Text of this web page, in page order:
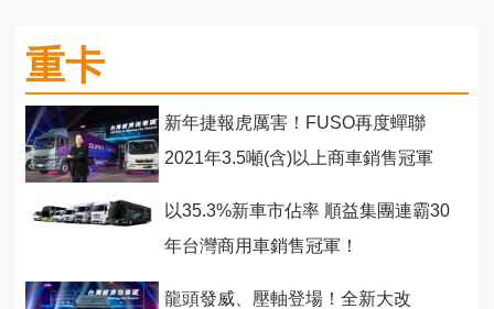
重卡
新年捷報虎厲害！FUSO再度蟬聯
2021年3.5噸(含)以上商車銷售冠軍
以35.3%新車市佔率 順益集團連霸30
年台灣商用車銷售冠軍！
龍頭發威、壓軸登場！全新大改